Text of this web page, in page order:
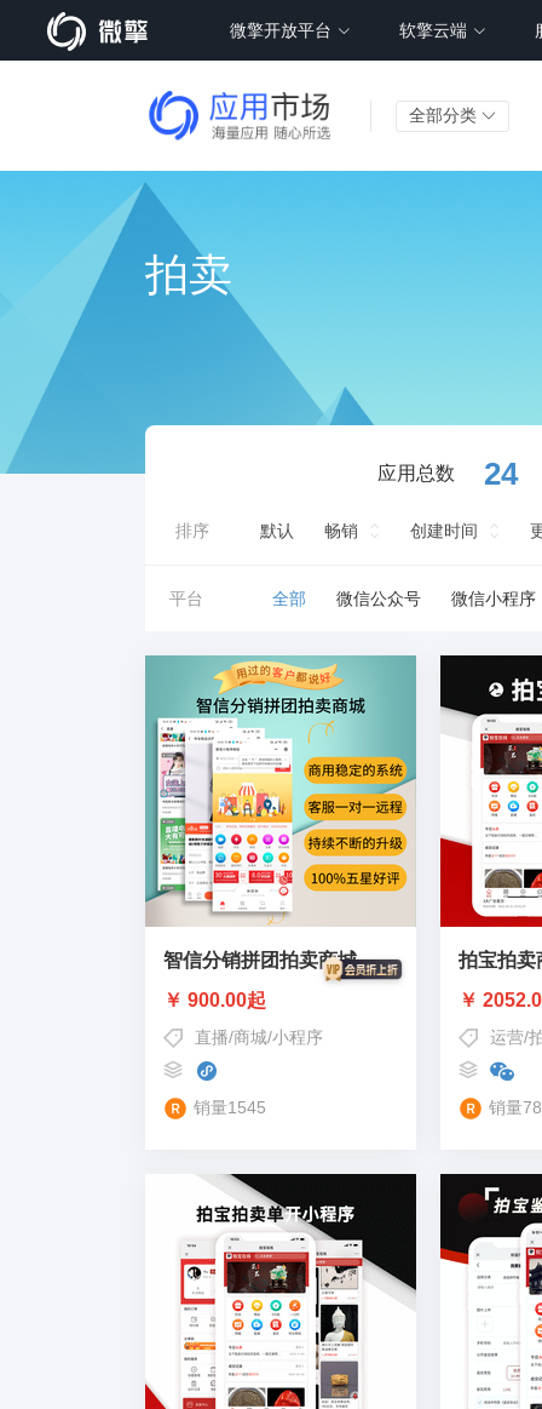
微擎开放平台 软擎云端
全部分类
拍卖
应用总数 24
排序 默认 畅销 创建时间
平台 全部 微信公众号 微信小程序
智信分销拼团拍卖商城
￥ 900.00起
直播/商城/小程序
销量1545
拍宝拍卖
￥
运营/
销量78